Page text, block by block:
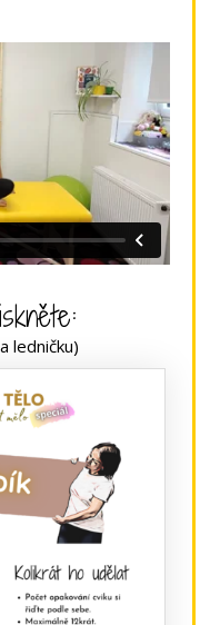
ledničku)